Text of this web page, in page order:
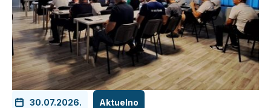
30.07.2026. Aktuelno